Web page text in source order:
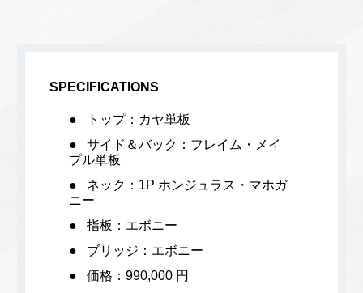
SPECIFICATIONS
トップ：カヤ単板
サイド＆バック：フレイム・メイ
プル単板
ネック：1P ホンジュラス・マホガ
ニー
指板：エボニー
ブリッジ：エボニー
価格：990,000 円